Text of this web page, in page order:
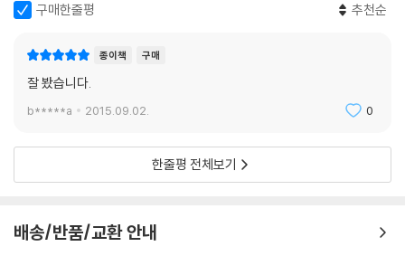
구매한줄평 추천순
종이책 구매
잘 봤습니다.
b*****a 2015.09.02. 0
한줄평 전체보기
배송/반품/교환 안내